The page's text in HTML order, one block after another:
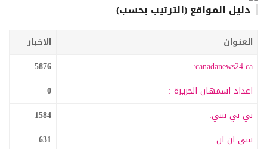
دليل المواقع (الترتيب بحسب)
العنوان
الاخبار
canadanews24.ca:
5876
اعداد اسمهان الجزيرة :
0
بي بي سي:
1584
سى ان ان
631